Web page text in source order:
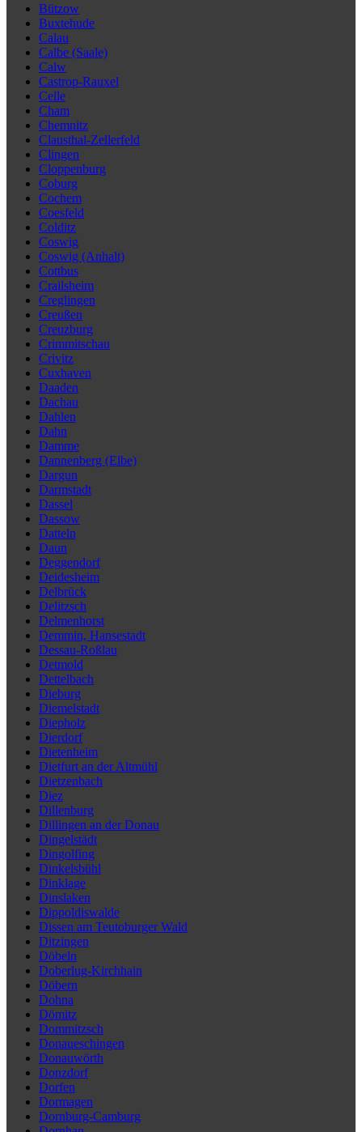
Bützow
Buxtehude
Calau
Calbe (Saale)
Calw
Castrop-Rauxel
Celle
Cham
Chemnitz
Clausthal-Zellerfeld
Clingen
Cloppenburg
Coburg
Cochem
Coesfeld
Colditz
Coswig
Coswig (Anhalt)
Cottbus
Crailsheim
Creglingen
Creußen
Creuzburg
Crimmitschau
Crivitz
Cuxhaven
Daaden
Dachau
Dahlen
Dahn
Damme
Dannenberg (Elbe)
Dargun
Darmstadt
Dassel
Dassow
Datteln
Daun
Deggendorf
Deidesheim
Delbrück
Delitzsch
Delmenhorst
Demmin, Hansestadt
Dessau-Roßlau
Detmold
Dettelbach
Dieburg
Diemelstadt
Diepholz
Dierdorf
Dietenheim
Dietfurt an der Altmühl
Dietzenbach
Diez
Dillenburg
Dillingen an der Donau
Dingelstädt
Dingolfing
Dinkelsbühl
Dinklage
Dinslaken
Dippoldiswalde
Dissen am Teutoburger Wald
Ditzingen
Döbeln
Doberlug-Kirchhain
Döbern
Dohna
Dömitz
Dommitzsch
Donaueschingen
Donauwörth
Donzdorf
Dorfen
Dormagen
Dornburg-Camburg